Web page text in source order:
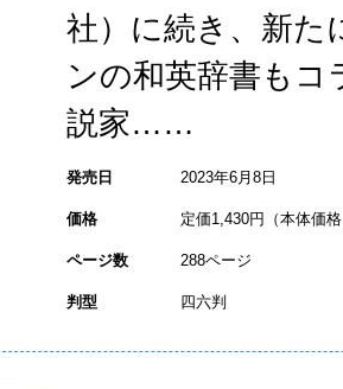
社）に続き、新た
ンの和英辞書も
説家……
発売日 2023年6月8日
価格 定価1,430円（本体価
ページ数 288ページ
判型 四六判